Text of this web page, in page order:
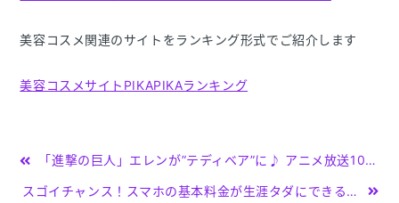
美容コスメ関連のサイトをランキング形式でご紹介します
美容コスメサイトPIKAPIKAランキング
投
稿
「進撃の巨人」エレンが”テディベア”に♪ アニメ放送10周年記念、ドイツの老舗メーカー「シュタイフ」とコラボ(アニメ！アニメ！)
スゴイチャンス！スマホの基本料金が生涯タダにできるとんでもないキャンペーンやってます。